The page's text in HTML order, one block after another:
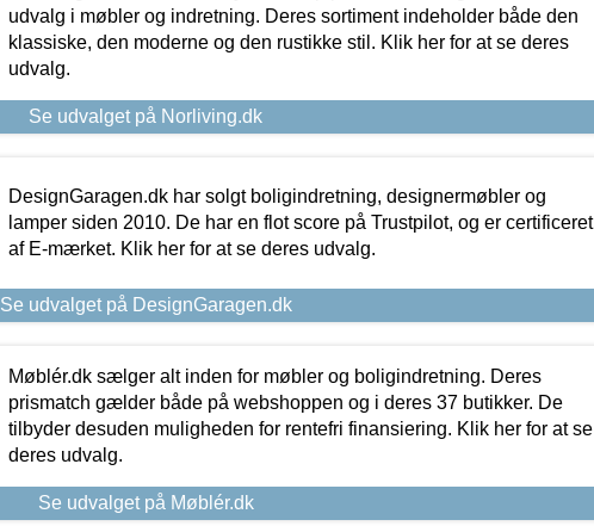
udvalg i møbler og indretning. Deres sortiment indeholder både den
klassiske, den moderne og den rustikke stil. Klik her for at se deres
udvalg.
Se udvalget på Norliving.dk
DesignGaragen.dk har solgt boligindretning, designermøbler og
lamper siden 2010. De har en flot score på Trustpilot, og er certificeret
af E-mærket. Klik her for at se deres udvalg.
Se udvalget på DesignGaragen.dk
Møblér.dk sælger alt inden for møbler og boligindretning. Deres
prismatch gælder både på webshoppen og i deres 37 butikker. De
tilbyder desuden muligheden for rentefri finansiering. Klik her for at se
deres udvalg.
Se udvalget på Møblér.dk